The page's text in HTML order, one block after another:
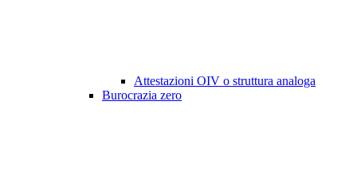
Attestazioni OIV o struttura analoga
Burocrazia zero